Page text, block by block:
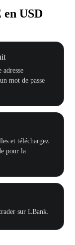
USD
mot de passe
et téléchargez
pour la
sur LBank.